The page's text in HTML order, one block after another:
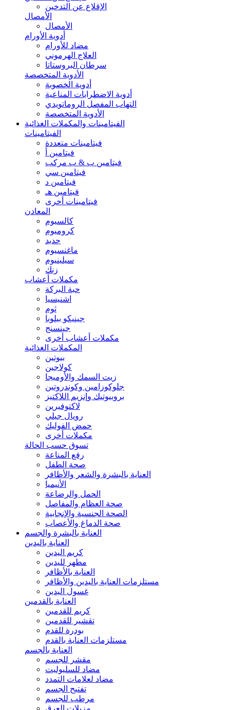
الإقلاع عن التدخين
الأمصال
الأمصال
أدوية الأورام
مضاد للأورام
العلاج الهرموني
سرطان البروستاتا
الأدوية المتخصصة
أدوية الخصوبة
أدوية الاضطرابات المناعية
التهاب المفصل الروماتويدي
الأدوية المتخصصة
الفيتامينات والمكملات الغذائية
الفيتامينات
فيتامينات متعددة
فيتامين أ
فيتامين ب & ب مركب
فيتامين سي
فيتامين د
فيتامين هـ
فيتامينات أخرى
المعادن
كالسيوم
كروميوم
حديد
ماغنسيوم
سيلينيوم
زنك
مكملات أعشاب
حبة البركة
اشنيسيا
ثوم
جينيكو بيلوبا
جينسنج
مكملات أعشاب أخرى
المكملات الغذائية
بيوتين
كولاجين
زيت السمك والأوميجا
جلوكوزامين وكوندروتين
بروبيوتيك وإنزيم اللاكتيز
لاكتوفيرين
رويال جيلي
حمض الفوليك
مكملات أخرى
تسوق حسب الحالة
رفع المناعة
صحة الطفل
العناية بالبشرة والشعر والأظافر
الأنيميا
الحمل والرضاعة
صحة العظام والمفاصل
الصحة الجنسية والإنجابية
صحة الدماغ والأعصاب
العناية بالبشرة والجسم
العناية باليدين
كريم اليدين
مطهر لليدين
العناية بالأظافر
مستلزمات العناية باليدين والأظافر
غسول اليدين
العناية بالقدمين
كريم للقدمين
تقشير للقدمين
بودرة للقدم
مستلزمات العناية بالقدم
العناية بالجسم
مقشر للجسم
مضاد للسليوليت
مضاد لعلامات التمدد
تفتيح الجسم
مرطب للجسم
مزيلات العرق